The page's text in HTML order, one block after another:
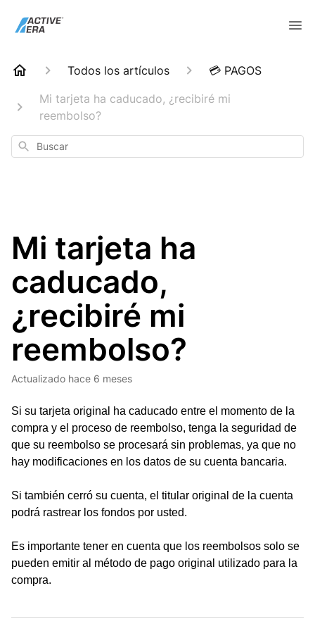
Todos los artículos
💳 PAGOS
Mi tarjeta ha caducado, ¿recibiré mi
reembolso?
Buscar
Mi tarjeta ha
caducado,
¿recibiré mi
reembolso?
Actualizado hace 6 meses
Si su tarjeta original ha caducado entre el momento de la
compra y el proceso de reembolso, tenga la seguridad de
que su reembolso se procesará sin problemas, ya que no
hay modificaciones en los datos de su cuenta bancaria.
Si también cerró su cuenta, el titular original de la cuenta
podrá rastrear los fondos por usted.
Es importante tener en cuenta que los reembolsos solo se
pueden emitir al método de pago original utilizado para la
compra.